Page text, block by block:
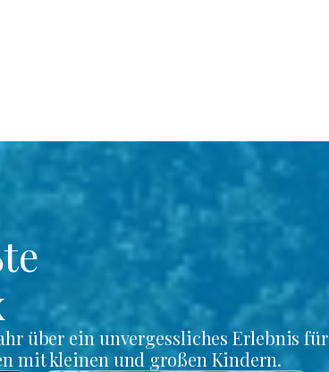
über ein unvergessliches Erlebnis
mit kleinen und großen Kindern.